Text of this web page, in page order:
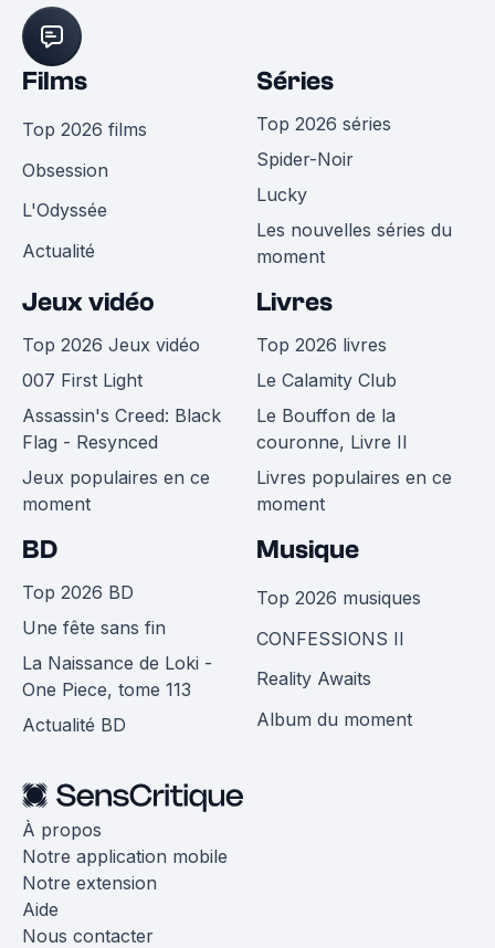
Films
Top 2026 films
Obsession
L'Odyssée
Actualité
Séries
Top 2026 séries
Spider-Noir
Lucky
Les nouvelles séries du
moment
Jeux vidéo
Top 2026 Jeux vidéo
007 First Light
Assassin's Creed: Black
Flag - Resynced
Jeux populaires en ce
moment
Livres
Top 2026 livres
Le Calamity Club
Le Bouffon de la
couronne, Livre II
Livres populaires en ce
moment
BD
Top 2026 BD
Une fête sans fin
La Naissance de Loki -
One Piece, tome 113
Actualité BD
Musique
Top 2026 musiques
CONFESSIONS II
Reality Awaits
Album du moment
À propos
Notre application mobile
Notre extension
Aide
Nous contacter